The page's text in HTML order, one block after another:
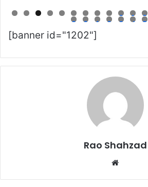
0 1 2
9 0 1 2 3 4 5
[banner id="1202"]
Rao Shahzad
Website